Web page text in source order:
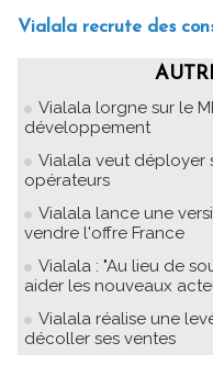
Vialala recrute des
Vialala lorgne sur le
développement
Vialala veut déployer
opérateurs
Vialala lance une
vendre l'offre France
Vialala : "Au lieu de
aider les nouveaux
Vialala réalise une
décoller ses ventes